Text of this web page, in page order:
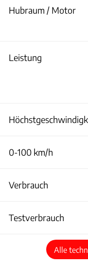
Hubraum / Motor
Leistung
0-100 km/h
Verbrauch
Testverbrauch
Alle